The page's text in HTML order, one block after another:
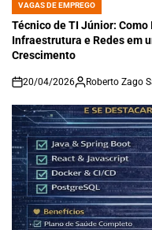
POSTED
IN
VAGAS DE EMPREGO
Técnico de TI Júnior:
Infraestrutura e Redes em
Crescimento
on
20/04/2026 Roberto Zago